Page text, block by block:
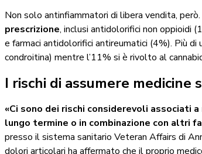
Non solo antinfiammatori di libera vendita, però.
prescrizione, inclusi antidolorifici non oppioidi
e farmaci antidolorifici antireumatici (4%). Più
condroitina) mentre l’11% si è rivolto al
I rischi di assumere medicine
«Ci sono dei rischi considerevoli
lungo termine o in combinazione con altri
presso il sistema sanitario Veteran Affairs di
dolori articolari ha affermato che il proprio